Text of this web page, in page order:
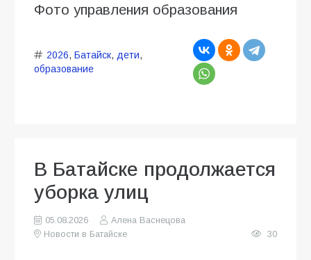
Фото управления образования
2026, Батайск, дети,
образование
В Батайске продолжается
уборка улиц
05.08.2026
Алена Васнецова
Новости в Батайске
30